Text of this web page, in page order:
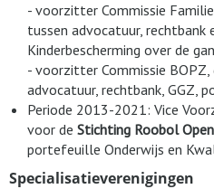
- voorzitter Commissie
tussen advocatuur, rechtbank
Kinderbescherming over de
- voorzitter Commissie BOPZ,
advocatuur, rechtbank, GGZ,
Periode 2013-2021: Vice
voor de Stichting Roobol
portefeuille Onderwijs en
Specialisatieverenigingen